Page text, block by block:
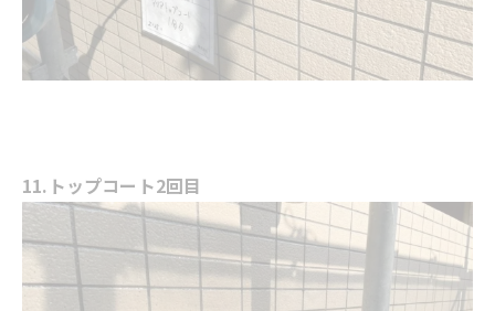
11.トップコート2回目